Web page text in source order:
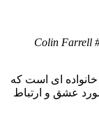
Colin Farrell
خانواده ای است که
عشق و ارتباط